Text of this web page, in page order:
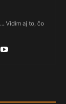
Vidím aj to, čo